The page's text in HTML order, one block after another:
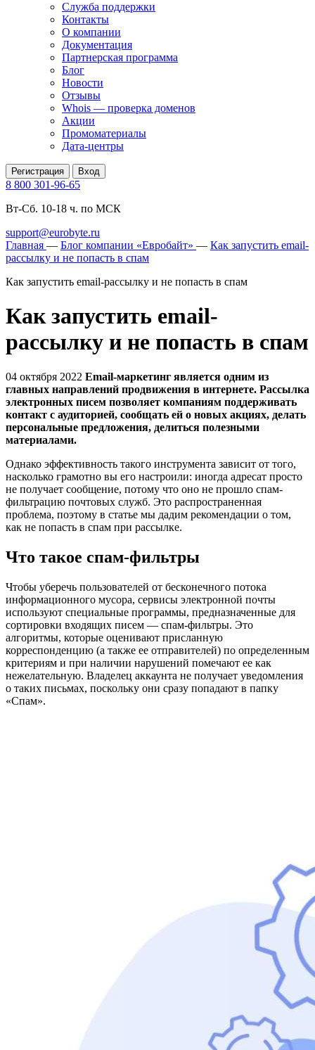
Служба поддержки
Контакты
О компании
Документация
Партнерская программа
Блог
Новости
Отзывы
Whois — проверка доменов
Акции
Промоматериалы
Дата-центры
Регистрация Вход
8 800 301-96-65
Вт-Сб. 10-18 ч. по МСК
support@eurobyte.ru
Главная — Блог компании «Евробайт» — Как запустить email-
рассылку и не попасть в спам
Как запустить email-рассылку и не попасть в спам
Как запустить email-
рассылку и не попасть в спам
04 октября 2022 Email-маркетинг является одним из
главных направлений продвижения в интернете. Рассылка
электронных писем позволяет компаниям поддерживать
контакт с аудиторией, сообщать ей о новых акциях, делать
персональные предложения, делиться полезными
материалами.
Однако эффективность такого инструмента зависит от того,
насколько грамотно вы его настроили: иногда адресат просто
не получает сообщение, потому что оно не прошло спам-
фильтрацию почтовых служб. Это распространенная
проблема, поэтому в статье мы дадим рекомендации о том,
как не попасть в спам при рассылке.
Что такое спам-фильтры
Чтобы уберечь пользователей от бесконечного потока
информационного мусора, сервисы электронной почты
используют специальные программы, предназначенные для
сортировки входящих писем — спам-фильтры. Это
алгоритмы, которые оценивают присланную
корреспонденцию (а также ее отправителей) по определенным
критериям и при наличии нарушений помечают ее как
нежелательную. Владелец аккаунта не получает уведомления
о таких письмах, поскольку они сразу попадают в папку
«Спам».